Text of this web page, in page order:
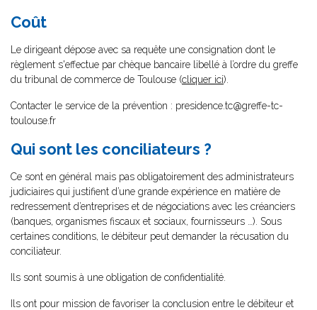
Coût
Le dirigeant dépose avec sa requête une consignation dont le
règlement s'effectue par chèque bancaire libellé à l’ordre du greffe
du tribunal de commerce de Toulouse (cliquer ici).
Contacter le service de la prévention : presidence.tc@greffe-tc-
toulouse.fr
Qui sont les conciliateurs ?
Ce sont en général mais pas obligatoirement des administrateurs
judiciaires qui justifient d’une grande expérience en matière de
redressement d’entreprises et de négociations avec les créanciers
(banques, organismes fiscaux et sociaux, fournisseurs …). Sous
certaines conditions, le débiteur peut demander la récusation du
conciliateur.
Ils sont soumis à une obligation de confidentialité.
Ils ont pour mission de favoriser la conclusion entre le débiteur et